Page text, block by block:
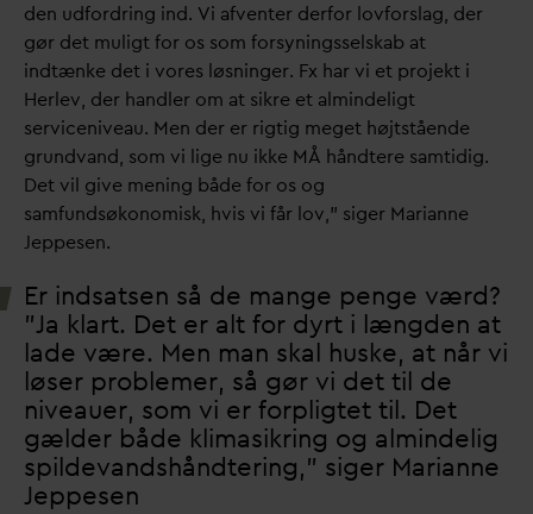
den udfordring ind. Vi afventer derfor lovforslag, der
gør det muligt for os som forsyningsselskab at
indtænke det i vores løsninger. Fx har vi et projekt i
Herlev, der handler om at sikre et almindeligt
serviceniveau. Men der er rigtig meget højtstående
grundvand, som vi lige nu ikke MÅ håndtere samtidig.
Det vil give mening både for os og
samfundsøkonomisk, hvis vi får lov,” siger Marianne
Jeppesen.
Er indsatsen så de mange penge værd?
”Ja klart. Det er alt for dyrt i længden at
lade være. Men man skal huske, at når vi
løser problemer, så gør vi det til de
niveauer, som vi er forpligtet til. Det
gælder både klimasikring og almindelig
spildevandshåndtering,” siger Marianne
Jeppesen